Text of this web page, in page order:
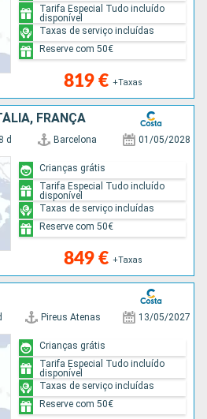
819 € +Taxas
Tarifa Especial Tudo incluído
disponível
Taxas de serviço incluídas
Reserve com 50€
FRANÇA
8 d Barcelona 01/05/2028
849 € +Taxas
Crianças grátis
Tarifa Especial Tudo incluído
disponível
Taxas de serviço incluídas
Reserve com 50€
Pireus Atenas 13/05/2027
Crianças grátis
Tarifa Especial Tudo incluído
disponível
Taxas de serviço incluídas
Reserve com 50€